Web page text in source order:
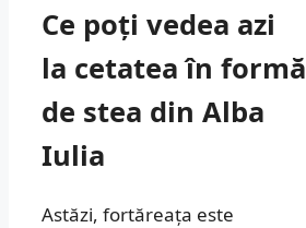
Ce poți vedea azi
la cetatea în formă
de stea din Alba
Iulia
Astăzi, fortăreața este